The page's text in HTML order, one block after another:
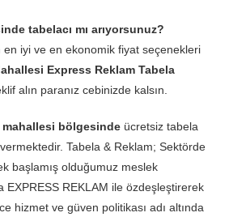
tabelacı mı arıyorsunuz?
en iyi ve en ekonomik fiyat seçenekleri
Express Reklam Tabela
alın paranız cebinizde kalsın.
mahallesi bölgesinde ücretsiz tabela
Tabela & Reklam; Sektörde
başlamış olduğumuz meslek
EXPRESS REKLAM ile özdeşleştirerek
hizmet ve güven politikası adı altında